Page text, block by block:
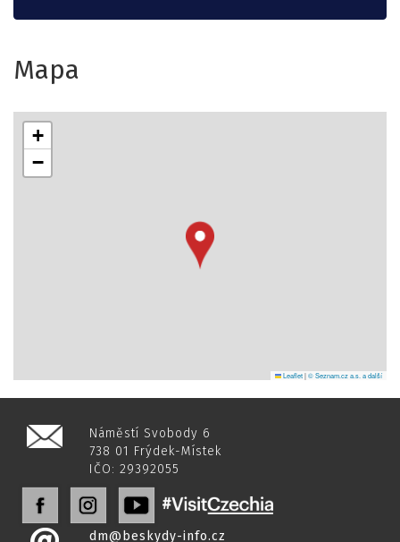
Mapa
+
−
Leaflet|© Seznam.cz a.s. a další
Náměstí Svobody 6
738 01 Frýdek-Místek
IČO: 29392055
dm@beskydy-info.cz